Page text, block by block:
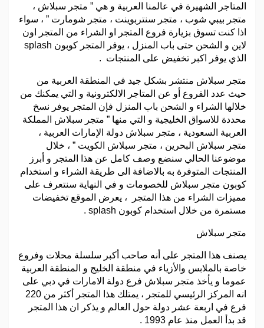
المتاجر الشهيرة في عالمنا العربية و هي ” متجر سبلاش ،
متجر بيبي شوب ، متجر سنتربوينت ، متجر شومارت ” ، سواء
اذا كنت تسوق بزيارة فروع المتجر او الشراء من المتجر اون
لاين و الشحن حتى باب المنزل ، يوفر المتجر كوبون splash
الذي يوفر اكبر تخفيض على المنتجات .
متجر سبلاش منتشر بشكل جيد في المنطقة العربية من
حيث عدد الفروع أو عن المتاجر الالكترونية و التي يمكنك من
خلالها الشراء و الشحن باب المنزل فإن المتجر يوفر نسخ
محددة للاسواق الخليجية و التي منها ” متجر سبلاش المملكة
العربية السعودية ، متجر سبلاش دولة الإمارات العربية ،
متجر سبلاش البحرين ، متجر سبلاش الكويت ” ، خلال
موضوعنا الحالي سنضع وصف كامل عن هذا المتجر و أبرز
المنتجات المتوفرة به بالاضافة الى طريقة الشراء و استخدام
كوبون متجر سبلاش للخصومات و في النهاية سنتعرف على
مميزات الشراء من هذا المتجر ، يعرض الموقع تخفيضات
مستمرة من خلال استخدام كوبون splash .
متجر سبلاش
يصنف هذا المتجر على أنه صاحب أكبر سلسلة محلات وفروع
خاصة بالملابس والأزياء في منطقة الخليج و المنطقة العربية
عموما و يأخذ متجر سبلاش فرع دولة الامارات في دبي على
انه المركز الرئيسي للمتجر ، يمتلك هذا المتجر أكثر من 220
فرع في اربعة عشر دولة حول العالم و يذكر ان هذا المتجر
قد بدأ العمل منذ عام 1993 .